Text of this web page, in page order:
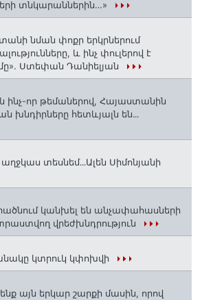
տնկարաններին…»
նման փոքր երկրներում
և ինչ փուլերով է
Ստեփան Դանիելյան
ինչ-որ թեմաներով, Հայաստանին
խնդիրները հետևյալն են․․․
տեսնեմ․․․Ալեն Սիմոնյանի
կանխել են անչափահասների
վրեժխնդրություն
կտրուկ կփոխվի
այն երկար շարքի մասին, որով